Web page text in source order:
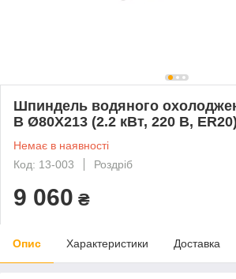
Шпиндель водяного
B Ø80Х213 (2.2 кВт, 220 В, ER20)
Немає в наявності
Код: 13-003
Роздріб
9 060 ₴
Опис Характеристики Доставка